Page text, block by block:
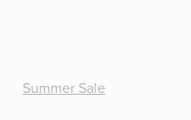
Summer Sale